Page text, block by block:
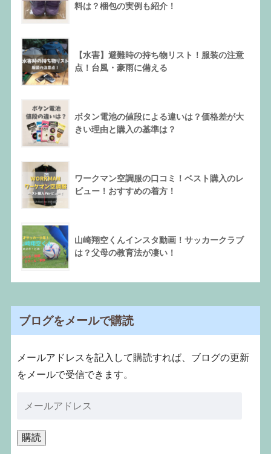
料は？梱包の実例も紹介！
【水害】避難時の持ち物リスト！服装の注意
点！台風・豪雨に備える
ボタン電池の値段による違いは？価格差が大
きい理由と購入の基準は？
ワークマン空調服の口コミ！ベスト購入のレ
ビュー！おすすめの着方！
山崎翔空くんインスタ動画！サッカークラブ
は？父母の教育法が凄い！
ブログをメールで購読
メールアドレスを記入して購読すれば、ブログの更新
をメールで受信できます。
購読